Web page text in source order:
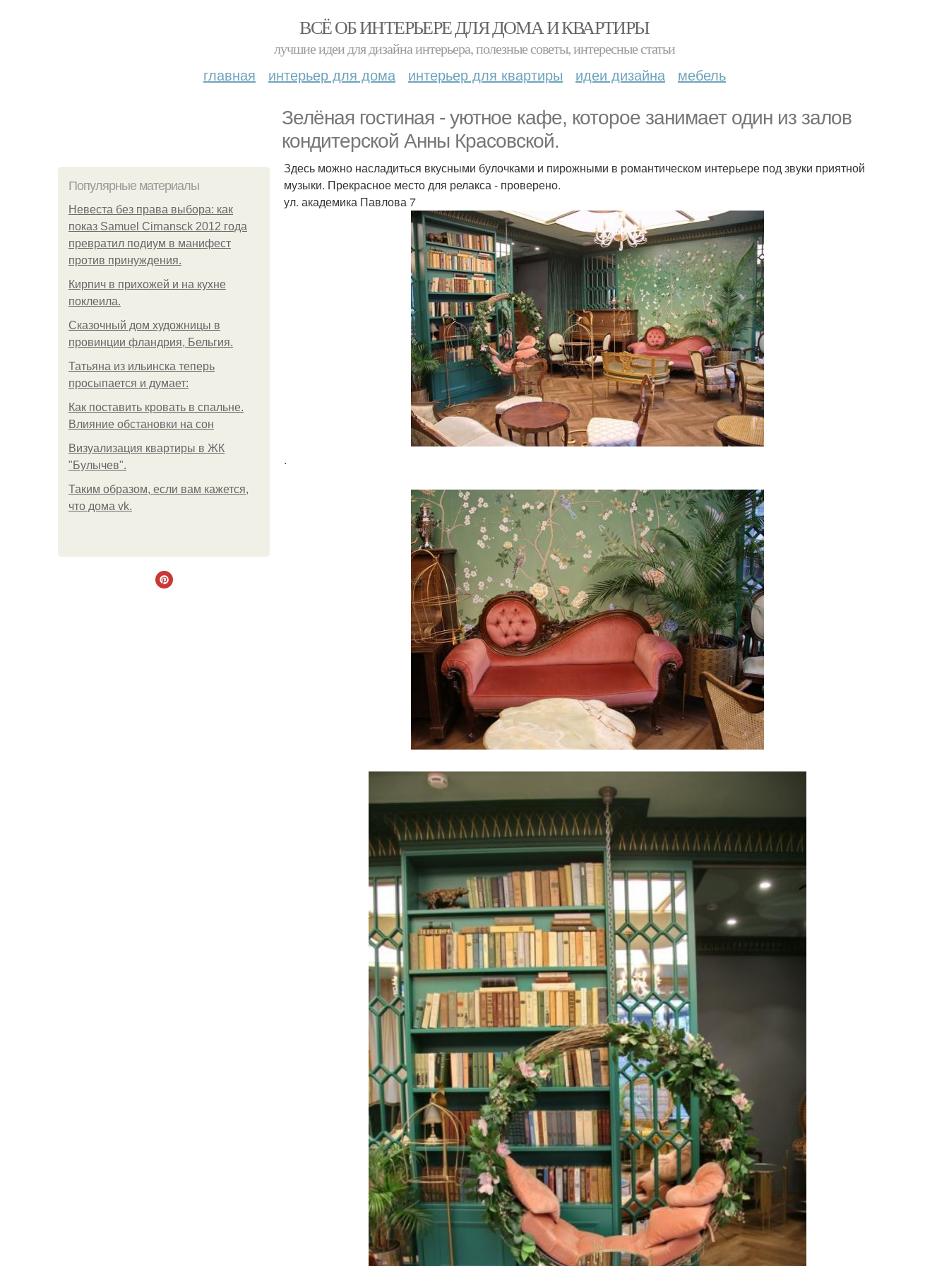
ВСЁ ОБ ИНТЕРЬЕРЕ ДЛЯ ДОМА И КВАРТИРЫ
лучшие идеи для дизайна интерьера, полезные советы, интересные статьи
главная интерьер для дома интерьер для квартиры идеи дизайна мебель
Зелёная гостиная - уютное кафе, которое занимает один из залов
кондитерской Анны Красовской.
Популярные материалы
Невеста без права выбора: как
показ Samuel Cirnansck 2012 года
превратил подиум в манифест
против принуждения.
Кирпич в прихожей и на кухне
поклеила.
Сказочный дом художницы в
провинции фландрия, Бельгия.
Татьяна из ильинска теперь
просыпается и думает:
Как поставить кровать в спальне.
Влияние обстановки на сон
Визуализация квартиры в ЖК
"Булычев".
Таким образом, если вам кажется,
что дома vk.
Здесь можно насладиться вкусными булочками и пирожными в романтическом интерьере под звуки приятной
музыки. Прекрасное место для релакса - проверено.
ул. академика Павлова 7
.